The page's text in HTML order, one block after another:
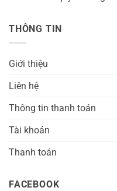
THÔNG TIN
Giới thiệu
Liên hệ
Thông tin thanh toán
Tài khoản
Thanh toán
FACEBOOK